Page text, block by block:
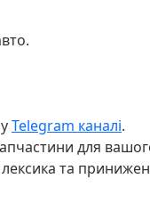
Telegram каналі.
для
та